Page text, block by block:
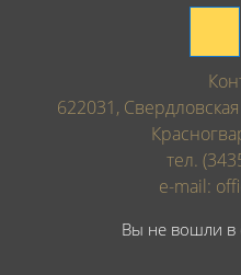
622031,
тел.
e-mail:
Вы не вошли в